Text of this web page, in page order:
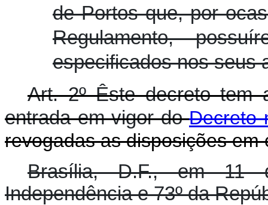
de Portos que, por
Regulamento,
especificados nos seus
Art. 2º Êste decreto
entrada em vigor doDecreto
revogadas as disposições em
Brasília, D.F., em 11
Independência e 73º da